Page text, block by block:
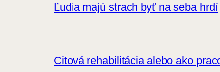
Ľudia majú strach byť na seba hrdí
Citová rehabilitácia alebo ako